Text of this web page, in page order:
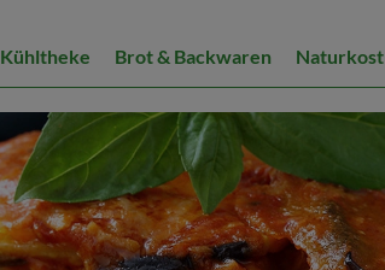
Kühltheke Brot & Backwaren Naturkost